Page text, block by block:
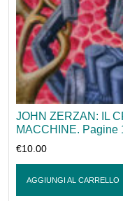
JOHN ZERZAN: IL
MACCHINE. Pagine
€10.00
AGGIUNGI AL CARRELLO